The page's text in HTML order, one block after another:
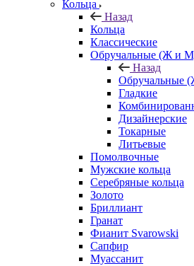
Кольца
Назад
Кольца
Классические
Обручальные (Ж и
Назад
Обручальные
Гладкие
Дизайнерские
Токарные
Литьевые
Помолвочные
Мужские кольца
Серебряные кольца
Золото
Бриллиант
Гранат
Фианит Svarowski
Сапфир
Муассанит